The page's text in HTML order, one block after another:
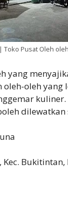
Toko Pusat Oleh
yang
oleh yang
Kec.